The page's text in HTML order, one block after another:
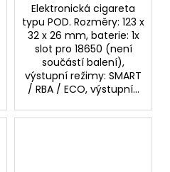
Elektronická cigareta
typu POD. Rozměry: 123 x
32 x 26 mm, baterie: 1x
slot pro 18650 (není
součástí balení),
výstupní režimy: SMART
/ RBA / ECO, výstupní...